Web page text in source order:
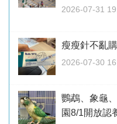
2026-07-31
瘦瘦針不亂
2026-07-30
鸚鵡、象龜
園8/1開放認